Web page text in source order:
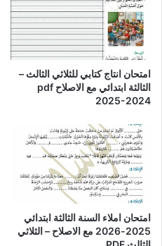
امتحان انتاج كتابي للثلاثي الثالث –
الثالثة ابتدائي مع الاصلاح pdf
2025-2024
امتحان املاء السنة الثالثة ابتدائي
2025-2026 مع الاصلاح – الثلاثي